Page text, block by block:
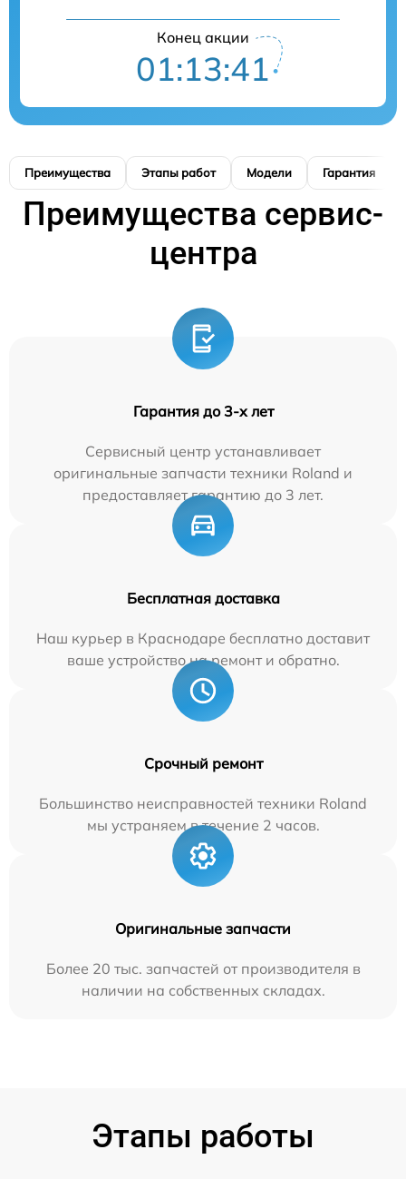
Конец акции
01:13:40
Преимущества Этапы работ Модели Гарантия
Преимущества сервис-
центра
Гарантия до 3-х лет
Сервисный центр устанавливает
оригинальные запчасти техники Roland и
предоставляет гарантию до 3 лет.
Бесплатная доставка
Наш курьер в Краснодаре бесплатно доставит
ваше устройство на ремонт и обратно.
Срочный ремонт
Большинство неисправностей техники Roland
мы устраняем в течение 2 часов.
Оригинальные запчасти
Более 20 тыс. запчастей от производителя в
наличии на собственных складах.
Этапы работы